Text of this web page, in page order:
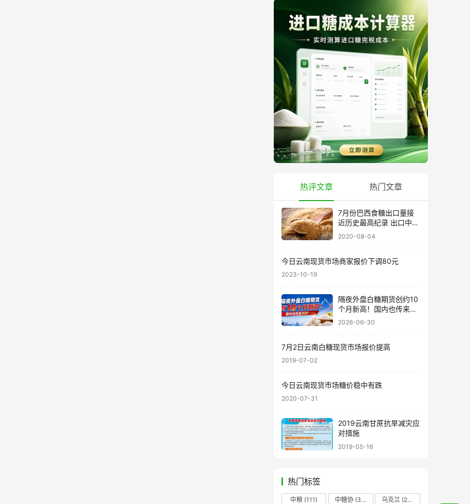
热评文章 热门文章
7月份巴西食糖出口量接
近历史最高纪录 出口中国
超40万吨
2020-08-04
今日云南现货市场商家报价下调80元
2023-10-19
隔夜外盘白糖期货创约10
个月新高！国内也传来利
好……
2026-06-30
7月2日云南白糖现货市场报价提高
2019-07-02
今日云南现货市场糖价稳中有跌
2020-07-31
2019云南甘蔗抗旱减灾应
对措施
2019-05-16
热门标签
中粮 (111) 中糖协 (37) 乌克兰 (20)